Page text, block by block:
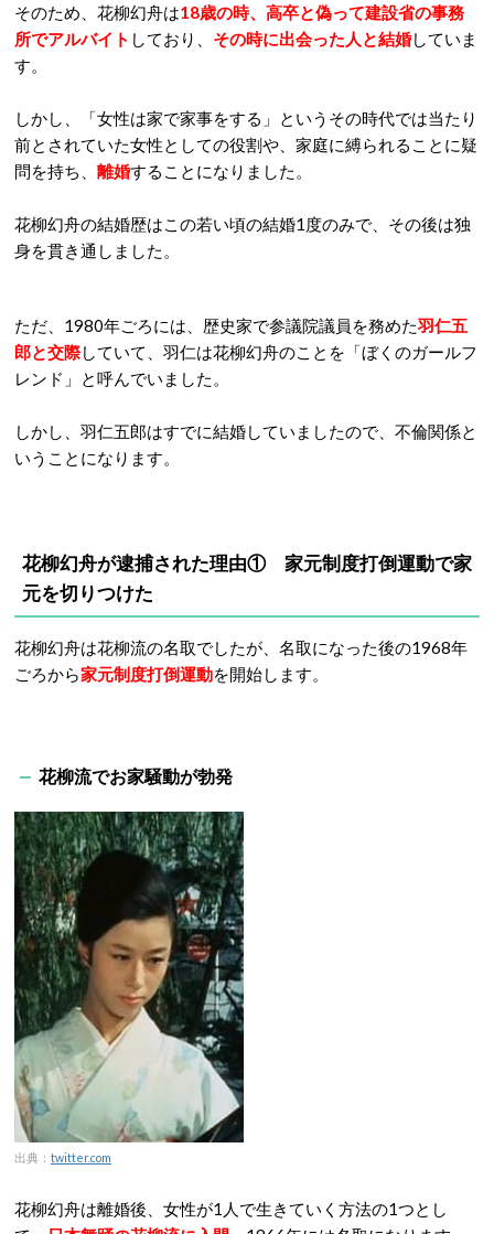
そのため、花柳幻舟は18歳の時、高卒と偽って建設省の事務
所でアルバイト しており、 その時に出会った人と結婚していま
す。
しかし、「女性は家で家事をする」というその時代では当たり
前とされていた女性としての役割や、家庭に縛られることに疑
問を持ち、 離婚することになりました。
花柳幻舟の結婚歴はこの若い頃の結婚1度のみで、その後は独
身を貫き通しました。
ただ、1980年ごろには、歴史家で参議院議員を務めた羽仁五
郎と交際していて、羽仁は花柳幻舟のことを「ぼくのガールフ
レンド」と呼んでいました。
しかし、羽仁五郎はすでに結婚していましたので、不倫関係と
いうことになります。
花柳幻舟が逮捕された理由① 家元制度打倒運動で家
元を切りつけた
花柳幻舟は花柳流の名取でしたが、名取になった後の1968年
ごろから家元制度打倒運動を開始します。
花柳流でお家騒動が勃発
出典： twitter.com
花柳幻舟は離婚後、女性が1人で生きていく方法の1つとし